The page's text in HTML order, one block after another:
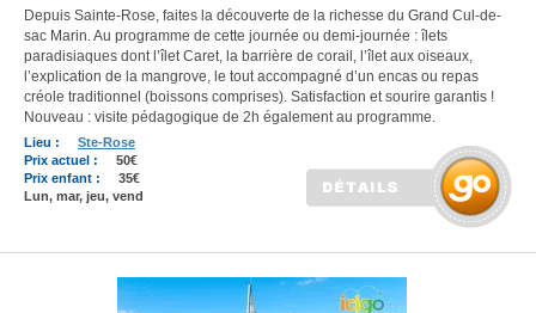
Depuis Sainte-Rose, faites la découverte de la richesse du Grand Cul-de-
sac Marin. Au programme de cette journée ou demi-journée : îlets
paradisiaques dont l’îlet Caret, la barrière de corail, l’îlet aux oiseaux,
l’explication de la mangrove, le tout accompagné d’un encas ou repas
créole traditionnel (boissons comprises). Satisfaction et sourire garantis !
Nouveau : visite pédagogique de 2h également au programme.
Lieu :
Ste-Rose
Prix actuel :
50€
Prix enfant :
35€
Lun, mar, jeu, vend